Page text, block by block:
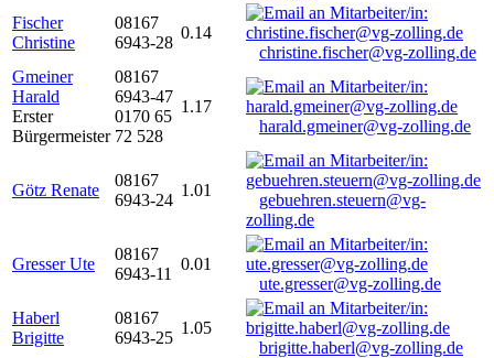
Fischer
Christine
08167
6943-28
0.14
christine.fischer@vg-zolling.de
Gmeiner
Harald
Erster
Bürgermeister
08167
6943-47
0170 65
72 528
1.17
harald.gmeiner@vg-zolling.de
Götz Renate
08167
6943-24
1.01
gebuehren.steuern@vg-
zolling.de
Gresser Ute
08167
6943-11
0.01
ute.gresser@vg-zolling.de
Haberl
Brigitte
08167
6943-25
1.05
brigitte.haberl@vg-zolling.de